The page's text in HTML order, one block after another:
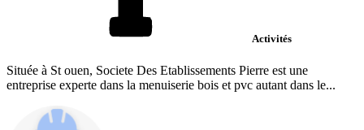
Activités
Située à St ouen, Societe Des Etablissements Pierre est une
entreprise experte dans la menuiserie bois et pvc autant dans le...